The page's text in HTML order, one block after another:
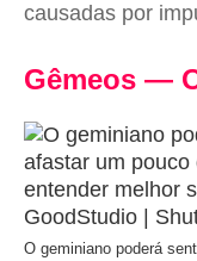
causadas por
Gêmeos —
O geminiano poderá